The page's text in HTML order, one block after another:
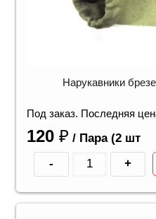
Нарукавники
Под заказ. Последняя
120 ₽ / Пара (2 шт
- +